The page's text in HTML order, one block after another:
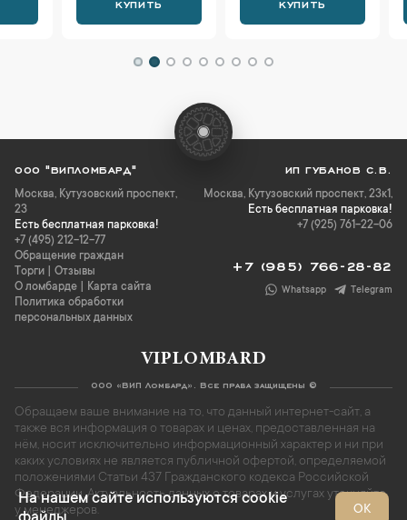
ООО "ВИПЛОМБАРД"
Москва, Кутузовский проспект,
23
Есть бесплатная парковка!
+7 (495) 212-12-77
Обращение граждан
Торги
Отзывы
О ломбарде
Карта сайта
Политика обработки
персональных данных
ИП ГУБАНОВ С.В.
Москва, Кутузовский проспект, 23к1,
Есть бесплатная парковка!
+7 (925) 761-22-06
+7 (985) 766-28-82
Whatsapp Telegram
VIPLOMBARD
ООО «ВИП Ломбард». Все права защищены ©
Обращаем ваше внимание на то, что данный интернет-сайт, а
также вся информация о товарах и ценах, предоставленная на
нём, носит исключительно информационный характер и ни при
каких условиях не является публичной офертой, определяемой
положениями Статьи 437 Гражданского кодекса Российской
Федерации. Актуальность данных о товарах и услугах уточняйте
у менеджеров.
На нашем сайте используются cookie
ОК